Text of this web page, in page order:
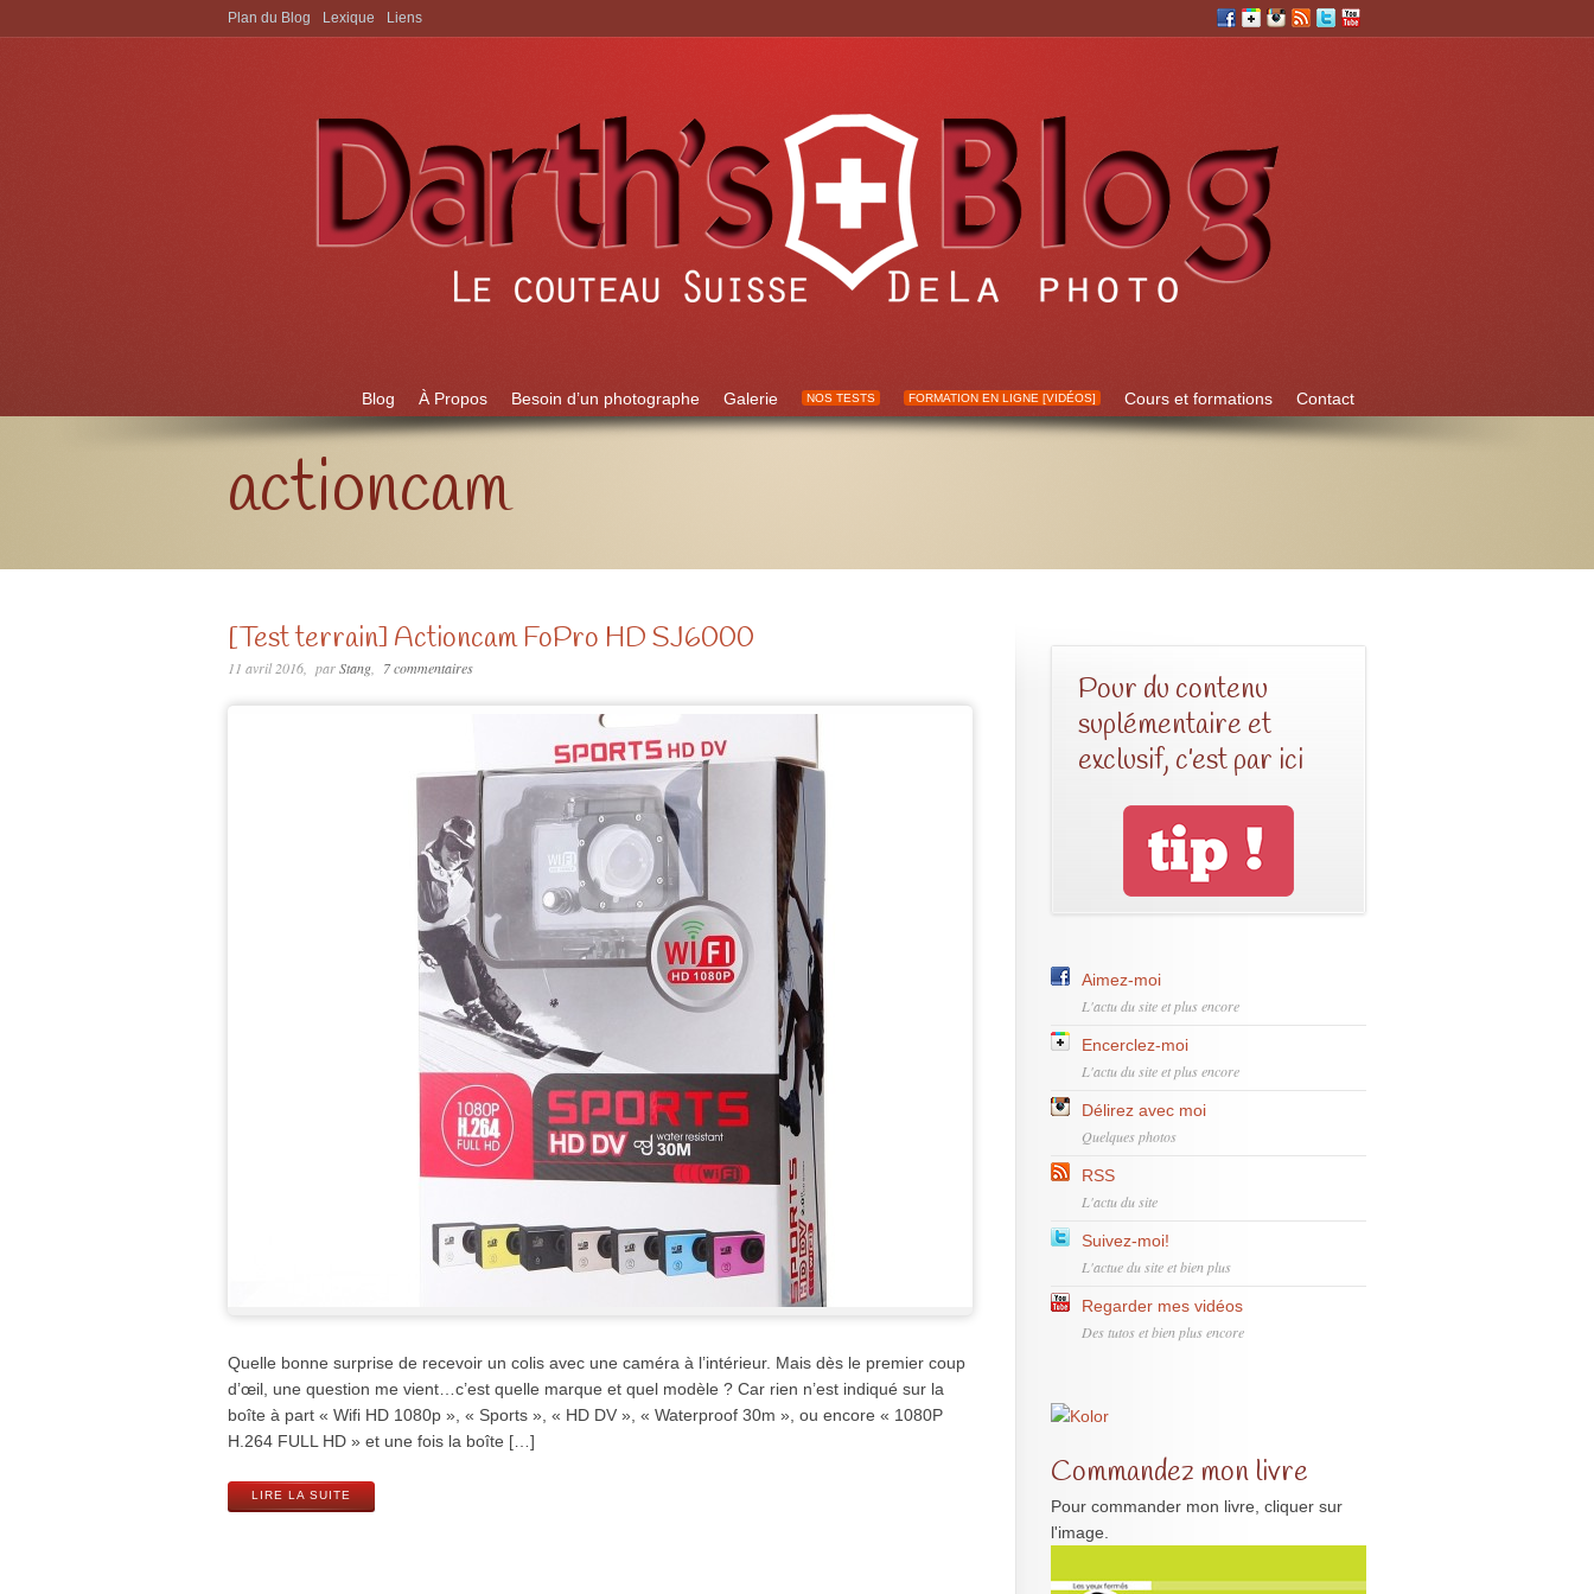
Aller à:
Blog À Propos Besoin d’un photographe Galerie NOS TESTS FORMATION EN LIGNE [VIDÉOS] Cours et formations Contact
Plan du Blog Lexique Liens
actioncam
[Test terrain] Actioncam FoPro HD SJ6000
11 avril 2016 parStang 7 commentaires
Quelle bonne surprise de recevoir un colis avec une caméra à l’intérieur. Mais dès le premier coup
d’œil, une question me vient…c’est quelle marque et quel modèle ? Car rien n’est indiqué sur la
boîte à part « Wifi HD 1080p », « Sports », « HD DV », « Waterproof 30m », ou encore « 1080P
H.264 FULL HD » et une fois la boîte […]
LIRE LA SUITE
Pour du contenu
suplémentaire et
exclusif, c’est par ici
Aimez-moi
L'actu du site et plus encore
Encerclez-moi
L'actu du site et plus encore
Délirez avec moi
Quelques photos
RSS
L'actu du site
Suivez-moi!
L'actue du site et bien plus
Regarder mes vidéos
Des tutos et bien plus encore
Commandez mon livre
Pour commander mon livre, cliquer sur
l'image.